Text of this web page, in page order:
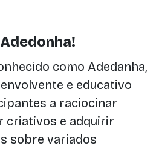
como Adedanha,
e educativo
a raciocinar
criativos e adquirir
sobre variados